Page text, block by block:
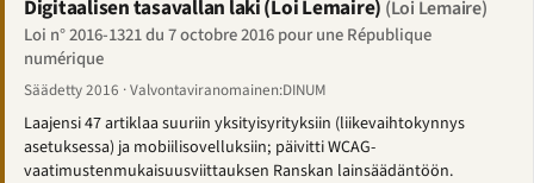
Digitaalisen tasavallan laki (Loi Lemaire) (Loi Lemaire)
Loi n° 2016-1321 du 7 octobre 2016 pour une République
numérique
Säädetty 2016 · Valvontaviranomainen:DINUM
Laajensi 47 artiklaa suuriin yksityisyrityksiin (liikevaihtokynnys
asetuksessa) ja mobiilisovelluksiin; päivitti WCAG-
vaatimustenmukaisuusviittauksen Ranskan lainsäädäntöön.